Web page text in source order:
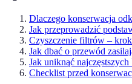
Dlaczego konserwacja
Jak przeprowadzić
Czyszczenie filtrów –
Jak dbać o przewód
Jak uniknąć najczęstszych
Checklist przed